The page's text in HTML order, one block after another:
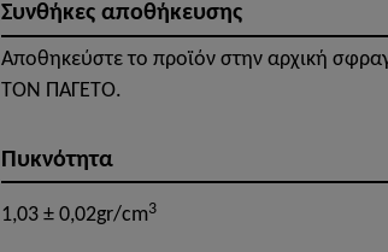
Συνθήκες αποθήκευσης
Αποθηκεύστε το προϊόν στην αρχική
ΤΟΝ ΠΑΓΕΤΌ.
Πυκνότητα
1,03 ± 0,02gr/cm3